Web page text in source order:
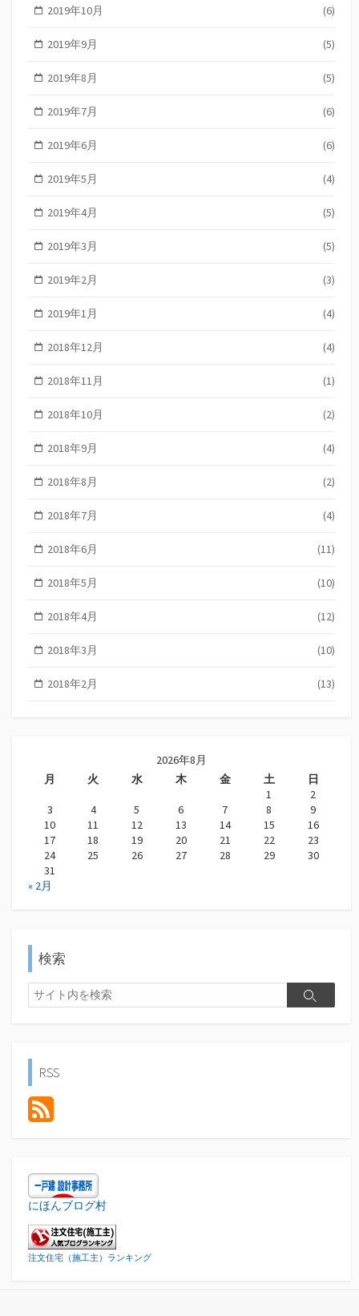
2019年10月 (6)
2019年9月 (5)
2019年8月 (5)
2019年7月 (6)
2019年6月 (6)
2019年5月 (4)
2019年4月 (5)
2019年3月 (5)
2019年2月 (3)
2019年1月 (4)
2018年12月 (4)
2018年11月 (1)
2018年10月 (2)
2018年9月 (4)
2018年8月 (2)
2018年7月 (4)
2018年6月 (11)
2018年5月 (10)
2018年4月 (12)
2018年3月 (10)
2018年2月 (13)
2026年8月
月
火 水 木 金 土 日
« 2月
1
2
3
4 5 6 7 8
9
10
11 12 13 14 15
16
17
18 19 20 21 22
23
24
25 26 27 28 29
30
31
検索
検
索
検
RSS
にほんブログ村
注文住宅（施工主）ランキング